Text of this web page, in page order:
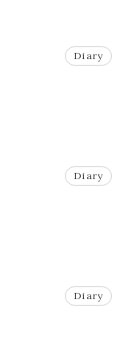
Diary
Diary
Diary